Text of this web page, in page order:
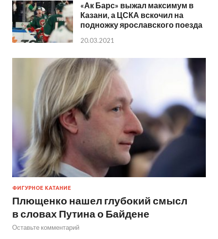
«Ак Барс» выжал максимум в
Казани, а ЦСКА вскочил на
подножку ярославского поезда
20.03.2021
ФИГУРНОЕ КАТАНИЕ
Плющенко нашел глубокий смысл
в словах Путина о Байдене
Оставьте комментарий